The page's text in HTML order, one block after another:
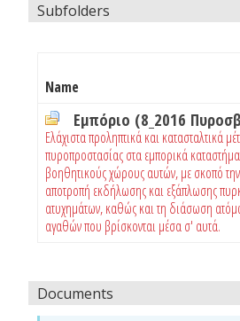
Subfolders
Name
Ελάχιστα προληπτικά και κατασταλτικά
πυροπροστασίας στα εμπορικά
βοηθητικούς χώρους αυτών, με σκοπό
αποτροπή εκδήλωσης και εξάπλωσης
ατυχημάτων, καθώς και τη διάσωση
αγαθών που βρίσκονται μέσα σ' αυτά.
Documents